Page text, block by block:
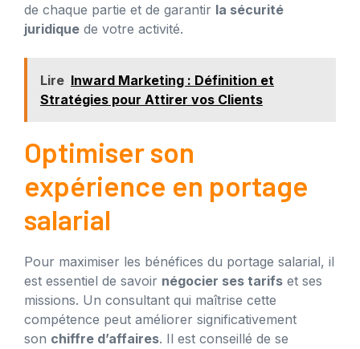
de chaque partie et de garantir la sécurité
juridique de votre activité.
Lire Inward Marketing : Définition et
Stratégies pour Attirer vos Clients
Optimiser son
expérience en portage
salarial
Pour maximiser les bénéfices du portage salarial, il
est essentiel de savoir négocier ses tarifs et ses
missions. Un consultant qui maîtrise cette
compétence peut améliorer significativement
son chiffre d’affaires. Il est conseillé de se